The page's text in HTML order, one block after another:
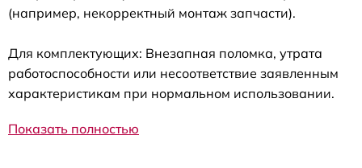
(например, некорректный монтаж запчасти).
Для комплектующих: Внезапная поломка, утрата
работоспособности или несоответствие заявленным
характеристикам при нормальном использовании.
Показать полностью